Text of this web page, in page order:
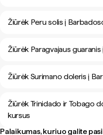
Žiūrėk Peru solis į
Žiūrėk Paragvajaus
Žiūrėk Surimano doleris į
Žiūrėk Trinidado ir Tobago
kursus
Palaikumas, kuriuo galite